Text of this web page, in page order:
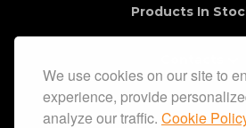
We use cookies on our site to
experience, provide
analyze our traffic. Cookie
Products In
Information